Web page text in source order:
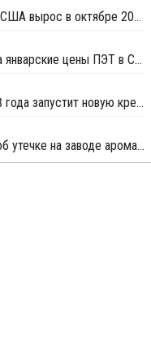
Импорт параксилола в США вырос в октябре 2017 года на 62%
Nan Ya Plastics подняла январские цены ПЭТ в США
Indorama в начале 2018 года запустит новую крекинг-установку в Луизиане
ExxonMobil сообщила об утечке на заводе ароматических веществ в Бомонте